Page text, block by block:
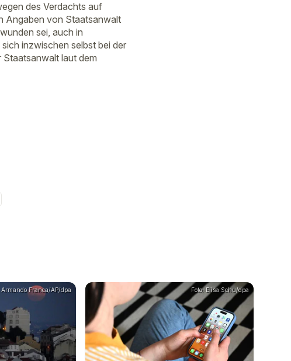
des Verdachts auf
Angaben von Staatsanwalt
sei, auch in
inzwischen selbst bei der
Staatsanwalt laut dem
Armando Franca/AP/dpa Foto: Elisa Schu/dpa